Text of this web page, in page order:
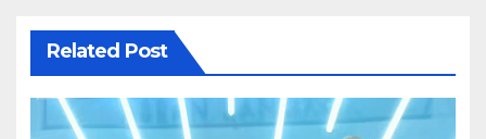
Related Post